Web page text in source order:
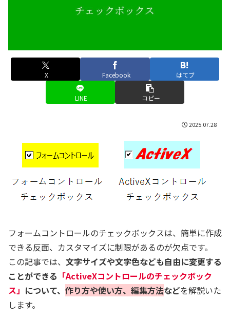
X Facebook はてブ
LINE コピー
2025.07.28
フォームコントロールのチェックボックスは、簡単に作成
できる反面、カスタマイズに制限があるのが欠点です。
この記事では、 文字サイズや文字色なども自由に変更する
ことができる 「ActiveXコントロールのチェックボック
ス」 について、 作り方や使い方、編集方法などを解説いた
します。